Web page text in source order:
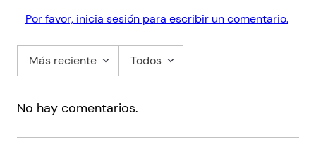
Por favor, inicia sesión para escribir un comentario.
Más reciente Todos
No hay comentarios.